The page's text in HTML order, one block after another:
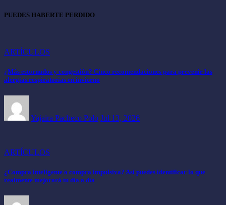
PUEDES HABERTE PERDIDO
ARTÍCULOS
¿Más estornudos y congestión? Cinco recomendaciones para prevenir las
alergias respiratorias en invierno
Yajaira Pacheco Polo Jul 13, 2026
ARTÍCULOS
¿Compra inteligente o compra impulsiva? Así puedes identificar lo que
realmente mejorará tu día a día